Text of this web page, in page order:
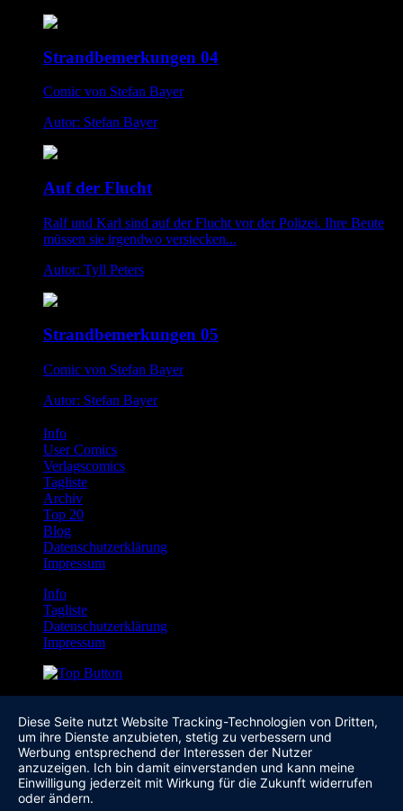
Strandbemerkungen 04
Comic von Stefan Bayer
Autor: Stefan Bayer
Auf der Flucht
Ralf und Karl sind auf der Flucht vor der Polizei. Ihre Beute
müssen sie irgendwo verstecken...
Autor: Tyll Peters
Strandbemerkungen 05
Comic von Stefan Bayer
Autor: Stefan Bayer
Info
User Comics
Verlagscomics
Tagliste
Archiv
Top 20
Blog
Datenschutzerklärung
Impressum
Info
Tagliste
Datenschutzerklärung
Impressum
Diese Seite nutzt Website Tracking-Technologien von Dritten,
um ihre Dienste anzubieten, stetig zu verbessern und
Werbung entsprechend der Interessen der Nutzer
anzuzeigen. Ich bin damit einverstanden und kann meine
Einwilligung jederzeit mit Wirkung für die Zukunft widerrufen
oder ändern.